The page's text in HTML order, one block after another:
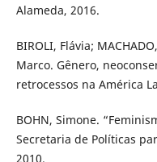
Alameda, 2016.
BIROLI, Flávia;
Marco. Gênero,
retrocessos na América
BOHN, Simone.
Secretaria de Políticas
2010.